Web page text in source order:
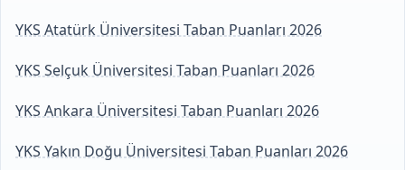
YKS Atatürk Üniversitesi Taban Puanları 2026
YKS Selçuk Üniversitesi Taban Puanları 2026
YKS Ankara Üniversitesi Taban Puanları 2026
YKS Yakın Doğu Üniversitesi Taban Puanları 2026